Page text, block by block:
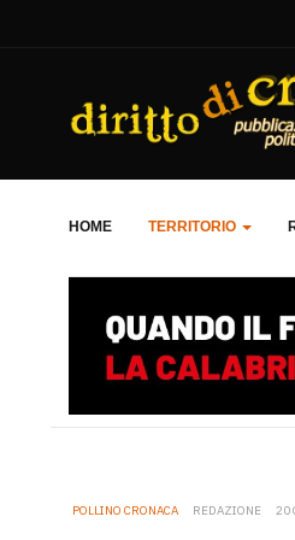
HOME TERRITORIO
POLLINO CRONACA REDAZIONE 20